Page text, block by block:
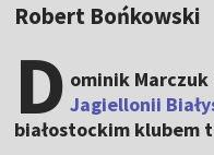
Robert Bońkowski
D ominik
Jagiellonii
białostockim